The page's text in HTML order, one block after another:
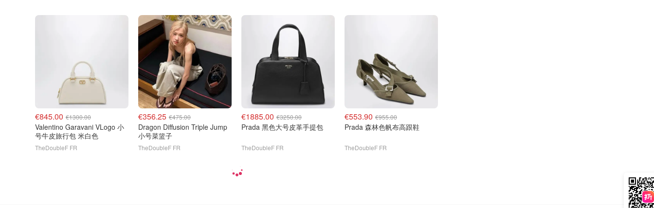
€845.00 €1300.00
Valentino Garavani VLogo 小
号牛皮旅行包 米白色
TheDoubleF FR
€356.25 €475.00
Dragon Diffusion Triple Jump
小号菜篮子
TheDoubleF FR
€1885.00 €3250.00
Prada 黑色大号皮革手提包
TheDoubleF FR
€553.90 €955.00
Prada 森林色帆布高跟鞋
TheDoubleF FR